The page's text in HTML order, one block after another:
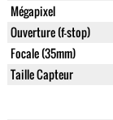
Mégapixel
Ouverture (f-stop)
Focale (35mm)
Taille Capteur